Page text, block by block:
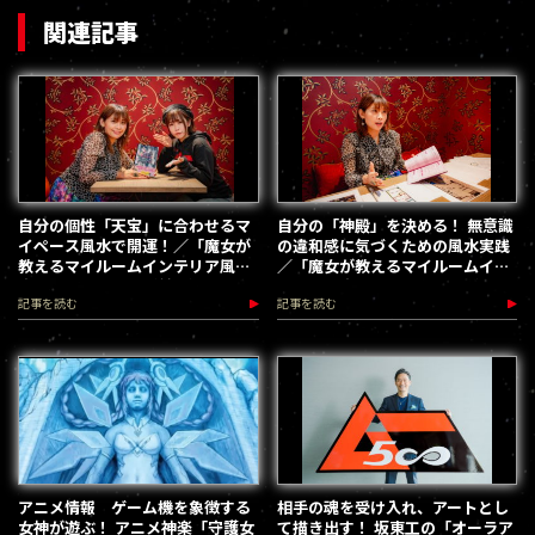
関連記事
自分の個性「天宝」に合わせるマ
イペース風水で開運！／「魔女が
教えるマイルームインテリア風
水」インタビュー（前編）
記事を読む
自分の「神殿」を決める！ 無意識
の違和感に気づくための風水実践
／「魔女が教えるマイルームイン
テリア風水」インタビュー（後
編）
記事を読む
アニメ情報 ゲーム機を象徴する
女神が遊ぶ！ アニメ神楽「守護女
相手の魂を受け入れ、アートとし
て描き出す！ 坂東工の「オーラア